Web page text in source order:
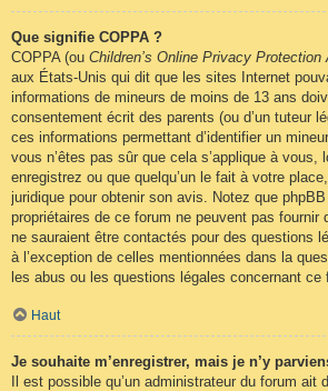
Que signifie COPPA ?
COPPA (ou Children’s Online Privacy Protection
aux États-Unis qui dit que les sites Internet
informations de mineurs de moins de 13 ans
consentement écrit des parents (ou d’un tuteur
ces informations permettant d’identifier un
vous n’êtes pas sûr que cela s’applique à vous,
enregistrez ou que quelqu’un le fait à votre
juridique pour obtenir son avis. Notez que
propriétaires de ce forum ne peuvent pas fournir
ne sauraient être contactés pour des questions
à l’exception de celles mentionnées dans la
les abus ou les questions légales concernant ce
Haut
Je souhaite m’enregistrer, mais je n’y
Il est possible qu’un administrateur du forum ait